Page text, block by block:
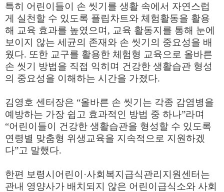
특히 어린이들이 손 씻기를 생활 속에서 자연스럽
게 실천할 수 있도록 플립차트와 체험활동을 활용
해 교육 효과를 높였으며, 교육 활동지를 통해 눈에
보이지 않는 세균의 존재와 손 씻기의 중요성을 배
웠다. 또한 교구를 활용한 체험형 교육으로 올바른
손 씻기 방법을 직접 익히며 건강한 생활습관 형성
의 중요성을 이해하는 시간을 가졌다.
김영호 센터장은 “올바른 손 씻기는 각종 감염병을
예방하는 가장 쉽고 효과적인 방법 중 하나”라며
“어린이들이 건강한 생활습관을 형성할 수 있도록
연령별 맞춤형 위생교육을 지속적으로 지원하겠
다”고 말했다.
한편 보령시어린이 ·사회복지급식관리지원센터는
관내 영양사가 배치되지 않은 어린이급식소와 사회